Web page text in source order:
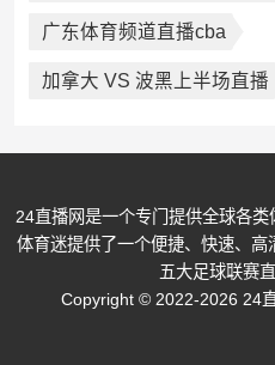
广东体育频道直播cba
加拿大 VS 波黑上半场直播
24直播网是一个专门提供全球各
体育迷提供了一个便捷、快速、高
五大足球联赛
Copyright © 2022-2026 24